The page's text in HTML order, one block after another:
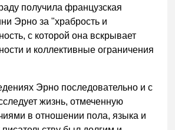
получила французская
Эрно за "храбрость и
с которой она вскрывает
и коллективные ограничения
Эрно последовательно и с
жизнь, отмеченную
в отношении пола, языка и